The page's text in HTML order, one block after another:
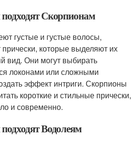
Скорпионам
густые и густые волосы,
которые выделяют их
вид. Они могут выбирать
локонами или сложными
эффект интриги. Скорпионы
короткие и стильные прически,
и современно.
Водолеям